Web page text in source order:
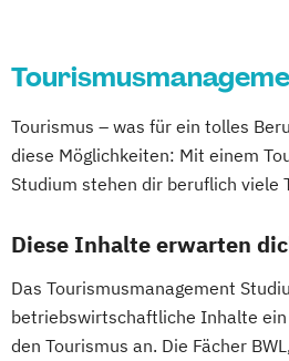
Tourismus – was für ein tolles
diese Möglichkeiten: Mit einem
Studium stehen dir beruflich viele
Diese Inhalte erwarten
Das Tourismusmanagement
betriebswirtschaftliche Inhalte
den Tourismus an. Die Fächer